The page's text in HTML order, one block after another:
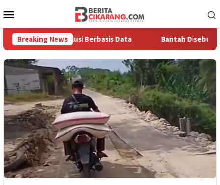
ke
Mobile
Breaking News
Solusi Berbasis Data Bantah Disebut Arogan,